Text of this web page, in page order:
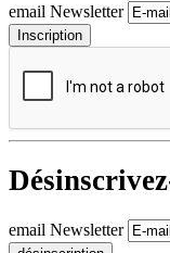
email Newsletter
email Newsletter